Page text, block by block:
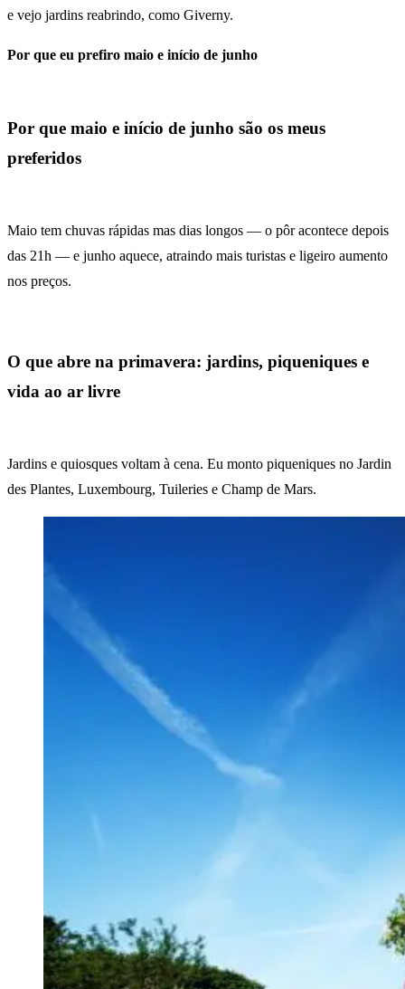
e vejo jardins reabrindo, como Giverny.
Por que eu prefiro maio e início de junho
Por que maio e início de junho são os meus
preferidos
Maio tem chuvas rápidas mas dias longos — o pôr acontece depois
das 21h — e junho aquece, atraindo mais turistas e ligeiro aumento
nos preços.
O que abre na primavera: jardins, piqueniques e
vida ao ar livre
Jardins e quiosques voltam à cena. Eu monto piqueniques no Jardin
des Plantes, Luxembourg, Tuileries e Champ de Mars.